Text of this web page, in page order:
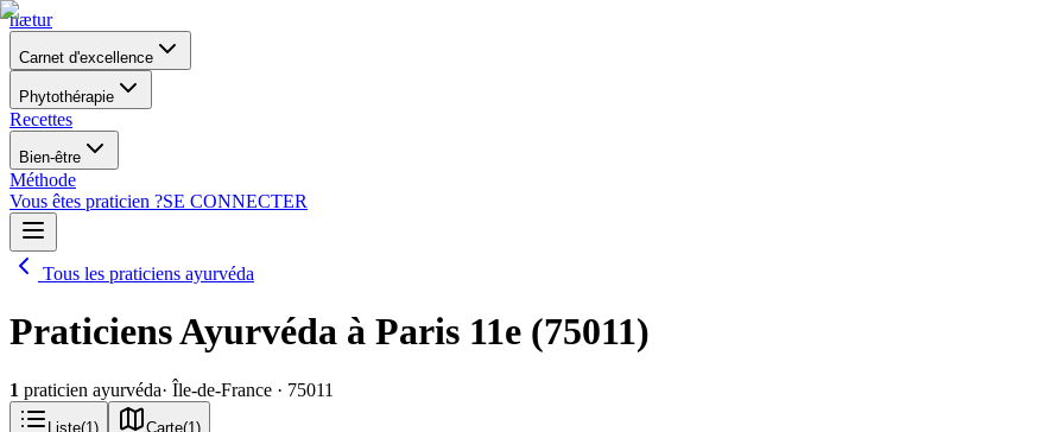
nætur
Carnet d'excellence
Phytothérapie
Recettes
Bien-être
Méthode
Vous êtes praticien ?SE CONNECTER
Tous les praticiens ayurvéda
Praticiens Ayurvéda à Paris 11e (75011)
1 praticien ayurvéda· Île-de-France · 75011
Liste(1 ) Carte(1 )